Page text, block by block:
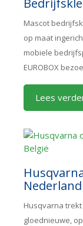
Mascot
op maat
mobiele
EUROBOX
Lees
Husqvarna
gloednieuwe,